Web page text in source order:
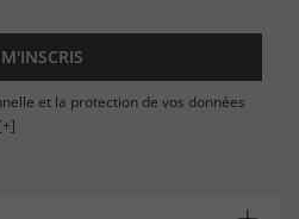
M'INSCRIS
et la protection de vos données
[+]